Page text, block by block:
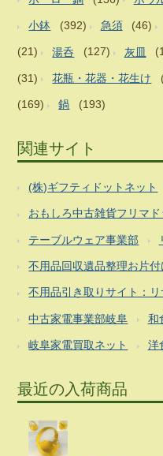
小鉢 (392) 急須 (46)
(21) 湯呑 (127) 灰皿
(31) 花瓶・花器・花生け
(169) 鍋 (193)
関連サイト
(株)ギフティドットネット
おもしろ中古雑貨フリマド
テーブルウェア事業部
不用品回収遺品整理お片付
不用品引き取りサイト：
中古家電事業部岐阜 和
岐阜家電買取ネット 洋
最近の入荷商品